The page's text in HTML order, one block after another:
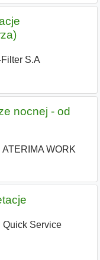
Filter S.A
nocnej - od
ATERIMA WORK
Quick Service